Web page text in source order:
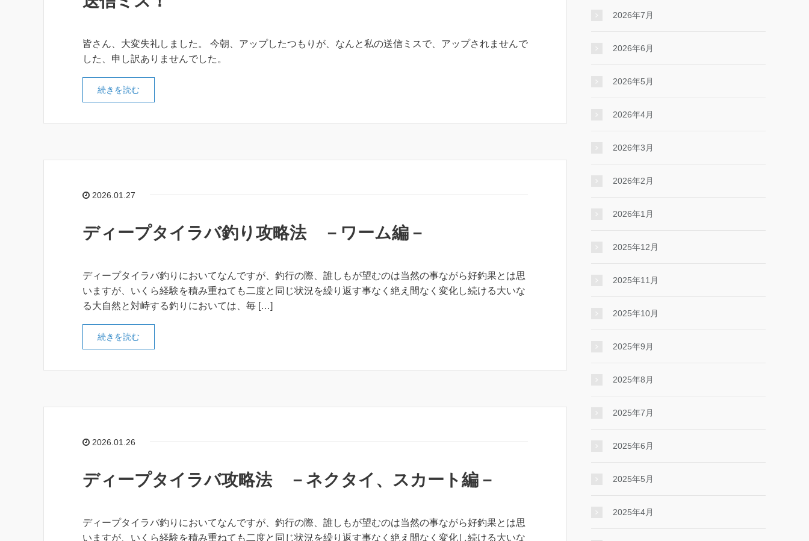
皆さん、大変失礼しました。 今朝、アップしたつもりが、なんと私の送信ミスで、アップされませんで
した、申し訳ありませんでした。
続きを読む
2026.01.27
ディープタイラバ釣り攻略法 －ワーム編－
ディープタイラバ釣りにおいてなんですが、釣行の際、誰しもが望むのは当然の事ながら好釣果とは思
いますが、いくら経験を積み重ねても二度と同じ状況を繰り返す事なく絶え間なく変化し続ける大いな
る大自然と対峙する釣りにおいては、毎 […]
続きを読む
2026.01.26
ディープタイラバ攻略法 －ネクタイ、スカート編－
ディープタイラバ釣りにおいてなんですが、釣行の際、誰しもが望むのは当然の事ながら好釣果とは思
いますが、いくら経験を積み重ねても二度と同じ状況を繰り返す事なく絶え間なく変化し続ける大いな
2026年7月
2026年6月
2026年5月
2026年4月
2026年3月
2026年2月
2026年1月
2025年12月
2025年11月
2025年10月
2025年9月
2025年8月
2025年7月
2025年6月
2025年5月
2025年4月